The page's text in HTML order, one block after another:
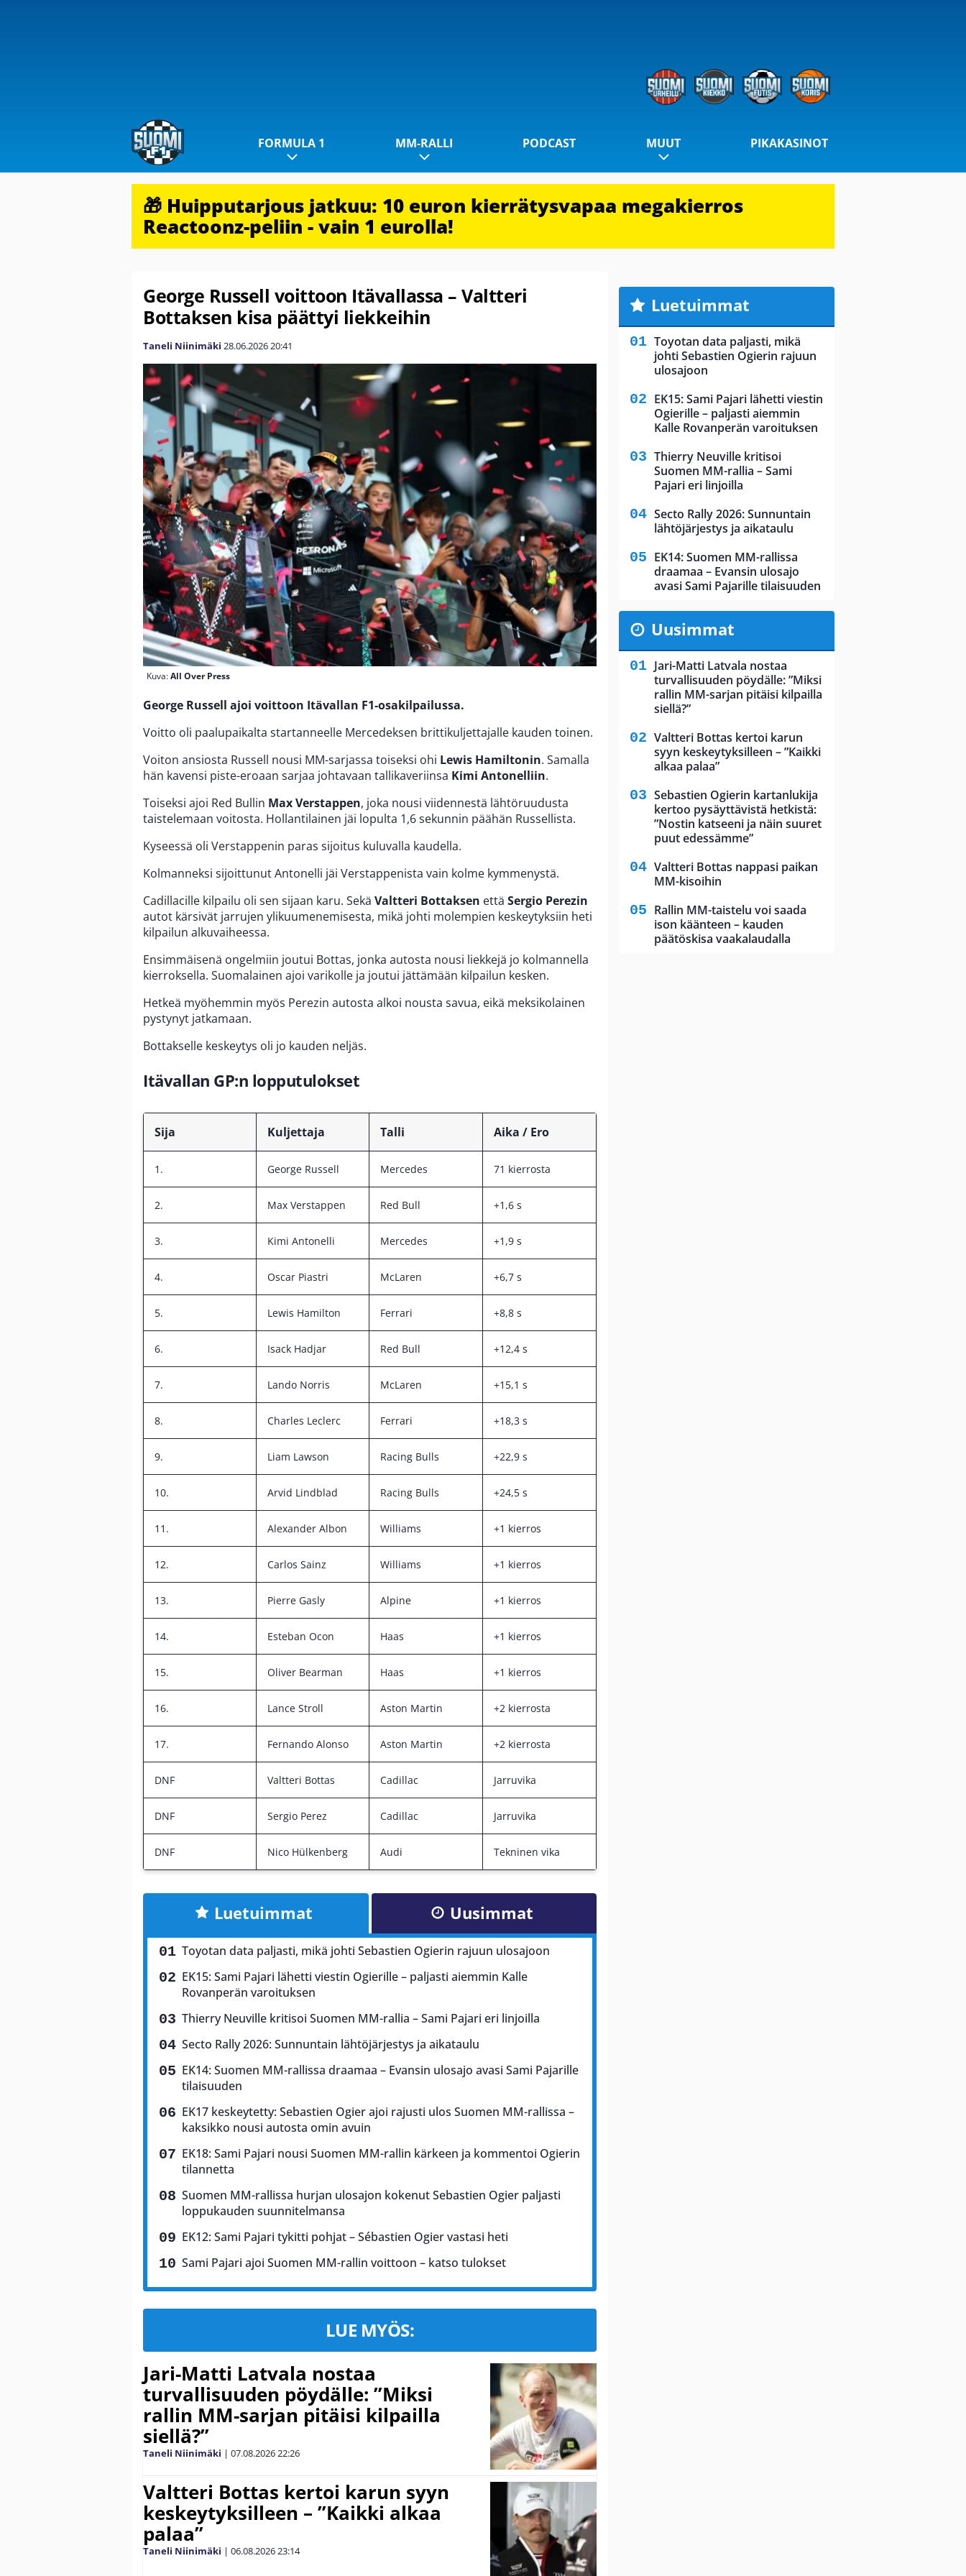
FORMULA 1 MM-RALLI PODCAST MUUT PIKAKASINOT
🎁 Huipputarjous jatkuu: 10 euron kierrätysvapaa megakierros
Reactoonz-peliin - vain 1 eurolla!
George Russell voittoon Itävallassa – Valtteri
Bottaksen kisa päättyi liekkeihin
Taneli Niinimäki 28.06.202620:41
Kuva:All Over Press
George Russell ajoi voittoon Itävallan F1-osakilpailussa.
Voitto oli paalupaikalta startanneelle Mercedeksen brittikuljettajalle kauden toinen.
Voiton ansiosta Russell nousi MM-sarjassa toiseksi ohi Lewis Hamiltonin. Samalla
hän kavensi piste-eroaan sarjaa johtavaan tallikaveriinsa Kimi Antonelliin.
Toiseksi ajoi Red Bullin Max Verstappen, joka nousi viidennestä lähtöruudusta
taistelemaan voitosta. Hollantilainen jäi lopulta 1,6 sekunnin päähän Russellista.
Kyseessä oli Verstappenin paras sijoitus kuluvalla kaudella.
Kolmanneksi sijoittunut Antonelli jäi Verstappenista vain kolme kymmenystä.
Cadillacille kilpailu oli sen sijaan karu. Sekä Valtteri Bottaksen että Sergio Perezin
autot kärsivät jarrujen ylikuumenemisesta, mikä johti molempien keskeytyksiin heti
kilpailun alkuvaiheessa.
Ensimmäisenä ongelmiin joutui Bottas, jonka autosta nousi liekkejä jo kolmannella
kierroksella. Suomalainen ajoi varikolle ja joutui jättämään kilpailun kesken.
Hetkeä myöhemmin myös Perezin autosta alkoi nousta savua, eikä meksikolainen
pystynyt jatkamaan.
Bottakselle keskeytys oli jo kauden neljäs.
Itävallan GP:n lopputulokset
Sija Kuljettaja Talli Aika / Ero
1. George Russell Mercedes 71 kierrosta
2. Max Verstappen Red Bull +1,6 s
3. Kimi Antonelli Mercedes +1,9 s
4. Oscar Piastri McLaren +6,7 s
5. Lewis Hamilton Ferrari +8,8 s
6. Isack Hadjar Red Bull +12,4 s
7. Lando Norris McLaren +15,1 s
8. Charles Leclerc Ferrari +18,3 s
9. Liam Lawson Racing Bulls +22,9 s
10. Arvid Lindblad Racing Bulls +24,5 s
11. Alexander Albon Williams +1 kierros
12. Carlos Sainz Williams +1 kierros
13. Pierre Gasly Alpine +1 kierros
14. Esteban Ocon Haas +1 kierros
15. Oliver Bearman Haas +1 kierros
16. Lance Stroll Aston Martin +2 kierrosta
17. Fernando Alonso Aston Martin +2 kierrosta
DNF Valtteri Bottas Cadillac Jarruvika
DNF Sergio Perez Cadillac Jarruvika
DNF Nico Hülkenberg Audi Tekninen vika
Luetuimmat Uusimmat
Toyotan data paljasti, mikä johti Sebastien Ogierin rajuun ulosajoon
EK15: Sami Pajari lähetti viestin Ogierille – paljasti aiemmin Kalle
Rovanperän varoituksen
Thierry Neuville kritisoi Suomen MM-rallia – Sami Pajari eri linjoilla
Secto Rally 2026: Sunnuntain lähtöjärjestys ja aikataulu
EK14: Suomen MM-rallissa draamaa – Evansin ulosajo avasi Sami Pajarille
tilaisuuden
EK17 keskeytetty: Sebastien Ogier ajoi rajusti ulos Suomen MM-rallissa –
kaksikko nousi autosta omin avuin
EK18: Sami Pajari nousi Suomen MM-rallin kärkeen ja kommentoi Ogierin
tilannetta
Suomen MM-rallissa hurjan ulosajon kokenut Sebastien Ogier paljasti
loppukauden suunnitelmansa
EK12: Sami Pajari tykitti pohjat – Sébastien Ogier vastasi heti
Sami Pajari ajoi Suomen MM-rallin voittoon – katso tulokset
LUE MYÖS:
Jari-Matti Latvala nostaa
turvallisuuden pöydälle: ”Miksi
rallin MM-sarjan pitäisi kilpailla
siellä?”
Taneli Niinimäki | 07.08.202622:26
Valtteri Bottas kertoi karun syyn
keskeytyksilleen – ”Kaikki alkaa
palaa”
Taneli Niinimäki | 06.08.202623:14
Luetuimmat
Toyotan data paljasti, mikä
johti Sebastien Ogierin rajuun
ulosajoon
EK15: Sami Pajari lähetti viestin
Ogierille – paljasti aiemmin
Kalle Rovanperän varoituksen
Thierry Neuville kritisoi
Suomen MM-rallia – Sami
Pajari eri linjoilla
Secto Rally 2026: Sunnuntain
lähtöjärjestys ja aikataulu
EK14: Suomen MM-rallissa
draamaa – Evansin ulosajo
avasi Sami Pajarille tilaisuuden
Uusimmat
Jari-Matti Latvala nostaa
turvallisuuden pöydälle: ”Miksi
rallin MM-sarjan pitäisi kilpailla
siellä?”
Valtteri Bottas kertoi karun
syyn keskeytyksilleen – ”Kaikki
alkaa palaa”
Sebastien Ogierin kartanlukija
kertoo pysäyttävistä hetkistä:
”Nostin katseeni ja näin suuret
puut edessämme”
Valtteri Bottas nappasi paikan
MM-kisoihin
Rallin MM-taistelu voi saada
ison käänteen – kauden
päätöskisa vaakalaudalla